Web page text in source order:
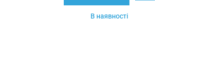
В наявності